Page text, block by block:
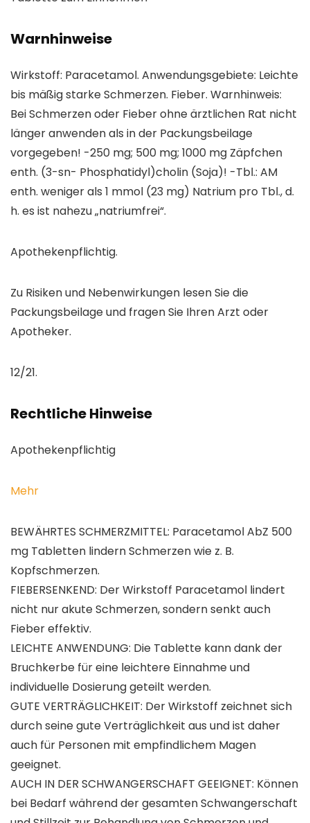
Warnhinweise
Wirkstoff: Paracetamol. Anwendungsgebiete: Leichte
bis mäßig starke Schmerzen. Fieber. Warnhinweis:
Bei Schmerzen oder Fieber ohne ärztlichen Rat nicht
länger anwenden als in der Packungsbeilage
vorgegeben! -250 mg; 500 mg; 1000 mg Zäpfchen
enth. (3-sn- Phosphatidyl)cholin (Soja)! -Tbl.: AM
enth. weniger als 1 mmol (23 mg) Natrium pro Tbl., d.
h. es ist nahezu „natriumfrei“.
Apothekenpflichtig.
Zu Risiken und Nebenwirkungen lesen Sie die
Packungsbeilage und fragen Sie Ihren Arzt oder
Apotheker.
12/21.
Rechtliche Hinweise
Apothekenpflichtig
Mehr
BEWÄHRTES SCHMERZMITTEL: Paracetamol AbZ 500
mg Tabletten lindern Schmerzen wie z. B.
Kopfschmerzen.
FIEBERSENKEND: Der Wirkstoff Paracetamol lindert
nicht nur akute Schmerzen, sondern senkt auch
Fieber effektiv.
LEICHTE ANWENDUNG: Die Tablette kann dank der
Bruchkerbe für eine leichtere Einnahme und
individuelle Dosierung geteilt werden.
GUTE VERTRÄGLICHKEIT: Der Wirkstoff zeichnet sich
durch seine gute Verträglichkeit aus und ist daher
auch für Personen mit empfindlichem Magen
geeignet.
AUCH IN DER SCHWANGERSCHAFT GEEIGNET: Können
bei Bedarf während der gesamten Schwangerschaft